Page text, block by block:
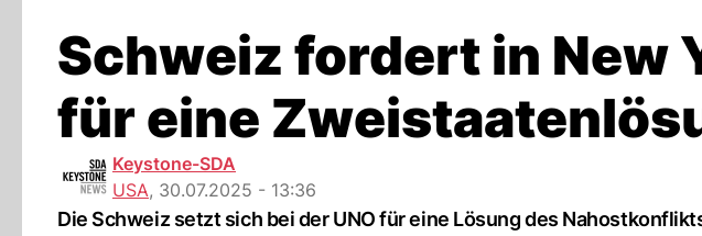
Schweiz fordert in New
für eine
Keystone-SDA
USA, 30.07.2025 - 13:36
Die Schweiz setzt sich bei der UNO für eine Lösung des